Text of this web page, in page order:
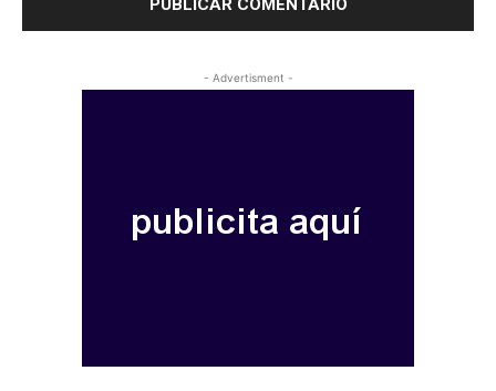
- Advertisment -